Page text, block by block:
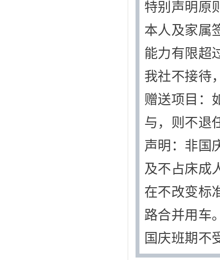
特别声明原
本人及家属
能力有限超
我社不接待
赠送项目：
与，则不退
声明：非国
及不占床
在不改变标
路合并用车
国庆班期不